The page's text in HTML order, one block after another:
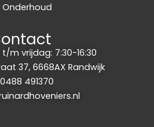
Onderhoud
m vrijdag: 7:30-16:30
37, 6668AX Randwijk
0488 491370